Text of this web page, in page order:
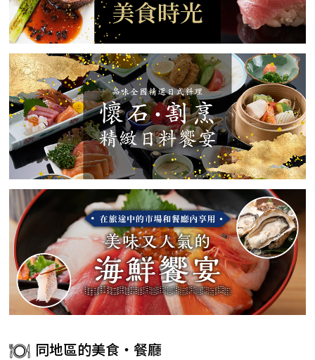
同地區的美食・餐廳